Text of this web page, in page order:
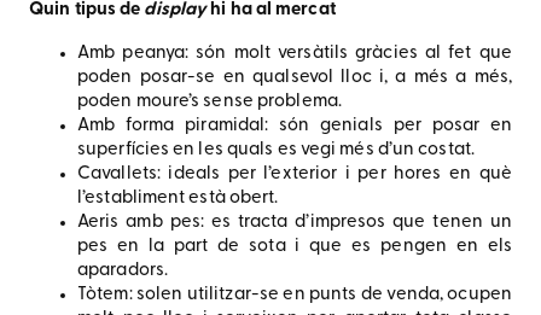
Quin tipus de displayhi ha al mercat
Amb peanya: són molt versàtils gràcies al fet que
poden posar-se en qualsevol lloc i, a més a més,
poden moure’s sense problema.
Amb forma piramidal: són genials per posar en
superfícies en les quals es vegi més d’un costat.
Cavallets: ideals per l’exterior i per hores en què
l’establiment està obert.
Aeris amb pes: es tracta d’impresos que tenen un
pes en la part de sota i que es pengen en els
aparadors.
Tòtem: solen utilitzar-se en punts de venda, ocupen